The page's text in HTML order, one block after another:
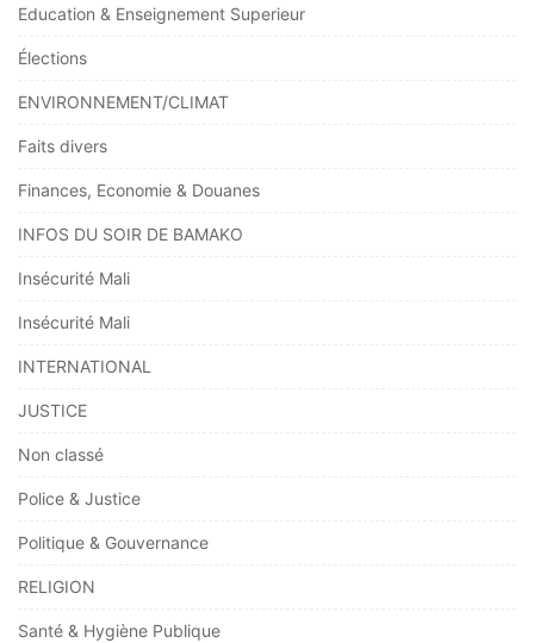
Education & Enseignement Superieur
Élections
ENVIRONNEMENT/CLIMAT
Faits divers
Finances, Economie & Douanes
INFOS DU SOIR DE BAMAKO
Insécurité Mali
Insécurité Mali
INTERNATIONAL
JUSTICE
Non classé
Police & Justice
Politique & Gouvernance
RELIGION
Santé & Hygiène Publique